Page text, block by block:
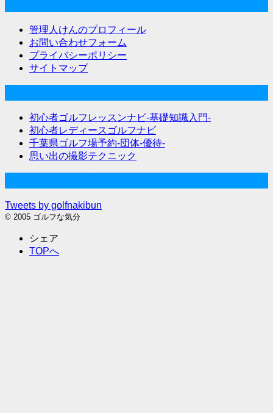
管理人けんのプロフィール
お問い合わせフォーム
プライバシーポリシー
サイトマップ
初心者ゴルフレッスンナビ-基礎知識入門-
初心者レディースゴルフナビ
千葉県ゴルフ場予約-団体-優待-
思い出の撮影テクニック
Tweets by golfnakibun
© 2005 ゴルフな気分
シェア
TOPへ